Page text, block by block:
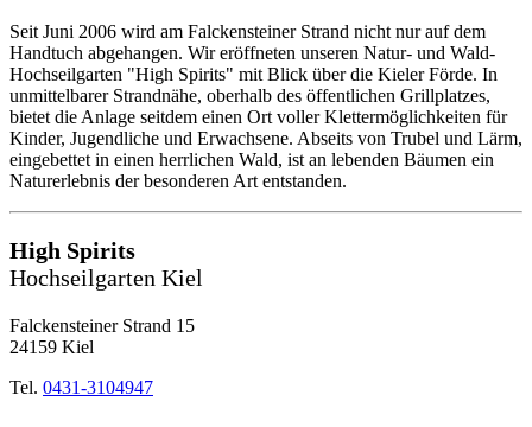
Seit Juni 2006 wird am Falckensteiner Strand nicht nur auf dem
Handtuch abgehangen. Wir eröffneten unseren Natur- und Wald-
Hochseilgarten "High Spirits" mit Blick über die Kieler Förde. In
unmittelbarer Strandnähe, oberhalb des öffentlichen Grillplatzes,
bietet die Anlage seitdem einen Ort voller Klettermöglichkeiten für
Kinder, Jugendliche und Erwachsene. Abseits von Trubel und Lärm,
eingebettet in einen herrlichen Wald, ist an lebenden Bäumen ein
Naturerlebnis der besonderen Art entstanden.
High Spirits
Hochseilgarten Kiel
Falckensteiner Strand 15
24159 Kiel
Tel. 0431-3104947